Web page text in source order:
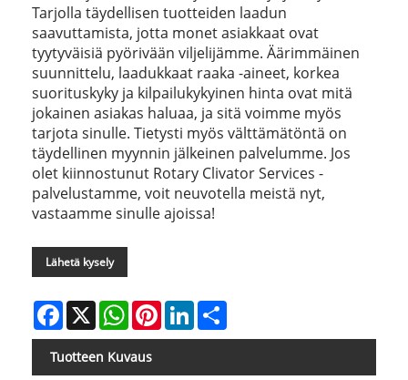
Tarjolla täydellisen tuotteiden laadun
saavuttamista, jotta monet asiakkaat ovat
tyytyväisiä pyörivään viljelijämme. Äärimmäinen
suunnittelu, laadukkaat raaka -aineet, korkea
suorituskyky ja kilpailukykyinen hinta ovat mitä
jokainen asiakas haluaa, ja sitä voimme myös
tarjota sinulle. Tietysti myös välttämätöntä on
täydellinen myynnin jälkeinen palvelumme. Jos
olet kiinnostunut Rotary Clivator Services -
palvelustamme, voit neuvotella meistä nyt,
vastaamme sinulle ajoissa!
Lähetä kysely
Facebook
X WhatsAppPinterestLinkedIn
Tuotteen Kuvaus